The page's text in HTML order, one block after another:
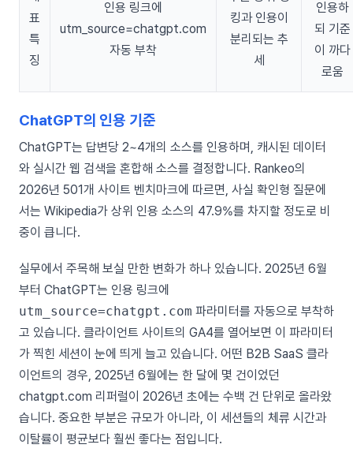
표
특
징
인용 링크에
utm_source=chatgpt.com
자동 부착
킹과 인용이
분리되는 추
세
인용하
되 기준
이 까다
로움
ChatGPT의 인용 기준
ChatGPT는 답변당 2~4개의 소스를 인용하며, 캐시된 데이터
와 실시간 웹 검색을 혼합해 소스를 결정합니다. Rankeo의
2026년 501개 사이트 벤치마크에 따르면, 사실 확인형 질문에
서는 Wikipedia가 상위 인용 소스의 47.9%를 차지할 정도로 비
중이 큽니다.
실무에서 주목해 보실 만한 변화가 하나 있습니다. 2025년 6월
부터 ChatGPT는 인용 링크에
utm_source=chatgpt.com 파라미터를 자동으로 부착하
고 있습니다. 클라이언트 사이트의 GA4를 열어보면 이 파라미터
가 찍힌 세션이 눈에 띄게 늘고 있습니다. 어떤 B2B SaaS 클라
이언트의 경우, 2025년 6월에는 한 달에 몇 건이었던
chatgpt.com 리퍼럴이 2026년 초에는 수백 건 단위로 올라왔
습니다. 중요한 부분은 규모가 아니라, 이 세션들의 체류 시간과
이탈률이 평균보다 훨씬 좋다는 점입니다.